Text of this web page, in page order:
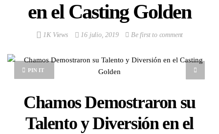
en el Casting Golden
1K Views 16 julio, 2019 Be first to comment
PIN IT
Chamos Demostraron su
Talento y Diversión en el